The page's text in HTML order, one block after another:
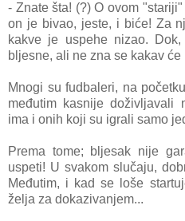
- Znate šta! (?) O ovom
on je bivao, jeste, i biće! Za
kakve je uspehe nizao.
bljesne, ali ne zna se kakav
Mnogi su fudbaleri, na
međutim kasnije doživljavali
ima i onih koji su igrali samo
Prema tome; bljesak nije
uspeti! U svakom slučaju,
Međutim, i kad se loše
želja za dokazivanjem...